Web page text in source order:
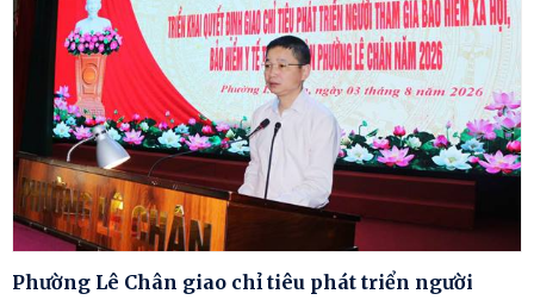
Phường Lê Chân giao chỉ tiêu phát triển người